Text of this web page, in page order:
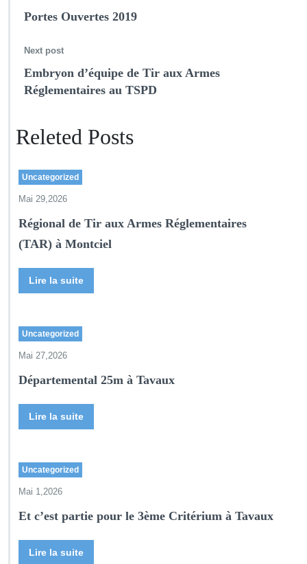
Portes Ouvertes 2019
Next post
Embryon d’équipe de Tir aux Armes
Réglementaires au TSPD
Releted Posts
Uncategorized
Mai 29,2026
Régional de Tir aux Armes Réglementaires
(TAR) à Montciel
Lire la suite
Uncategorized
Mai 27,2026
Départemental 25m à Tavaux
Lire la suite
Uncategorized
Mai 1,2026
Et c’est partie pour le 3ème Critérium à Tavaux
Lire la suite